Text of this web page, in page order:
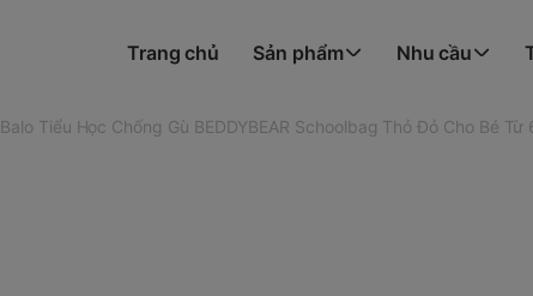
Trang chủ Sản phẩm Nhu cầu
Balo Tiểu Học Chống Gù BEDDYBEAR Schoolbag Thỏ Đỏ Cho Bé Từ